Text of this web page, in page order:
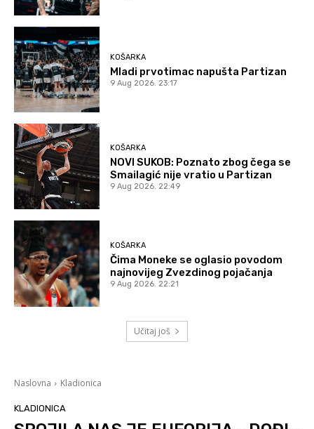
KOŠARKA
Mladi prvotimac napušta Partizan
9 Aug 2026. 23:17
KOŠARKA
NOVI SUKOB: Poznato zbog čega se
Smailagić nije vratio u Partizan
9 Aug 2026. 22:49
KOŠARKA
Čima Moneke se oglasio povodom
najnovijeg Zvezdinog pojačanja
9 Aug 2026. 22:21
Učitaj još